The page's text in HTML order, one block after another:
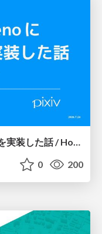
2年かけて Deno に DOMMatrix を実装した話 / How I implemented DOMMatrix in Deno over two years
0 200